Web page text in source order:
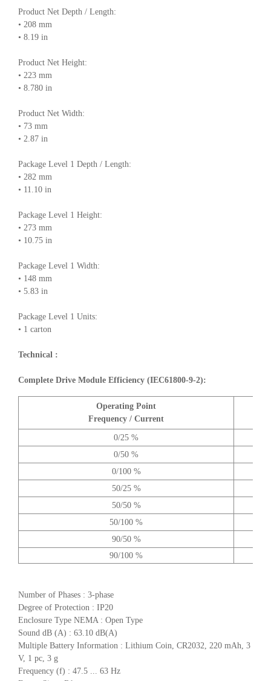
Product Net Depth / Length:
• 208 mm
• 8.19 in
Product Net Height:
• 223 mm
• 8.780 in
Product Net Width:
• 73 mm
• 2.87 in
Package Level 1 Depth / Length:
• 282 mm
• 11.10 in
Package Level 1 Height:
• 273 mm
• 10.75 in
Package Level 1 Width:
• 148 mm
• 5.83 in
Package Level 1 Units:
• 1 carton
Technical :
Complete Drive Module Efficiency (IEC61800-9-2):
Operating Point
Frequency / Current
0/25 %
0/50 %
0/100 %
50/25 %
50/50 %
50/100 %
90/50 %
90/100 %
Number of Phases : 3-phase
Degree of Protection : IP20
Enclosure Type NEMA : Open Type
Sound dB (A) : 63.10 dB(A)
Multiple Battery Information : Lithium Coin, CR2032, 220 mAh, 3
V, 1 pc, 3 g
Frequency (f) : 47.5 ... 63 Hz